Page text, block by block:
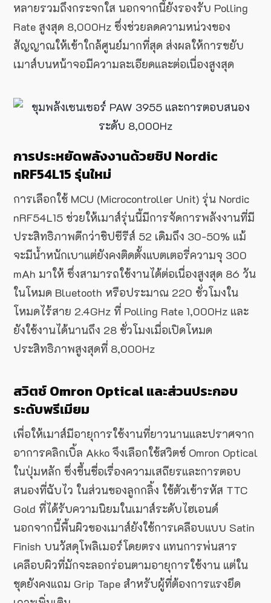
หลายรวมถึงกระจกใส นอกจากนี้ยังรองรับ Polling
Rate สูงสุด 8,000Hz ซึ่งช่วยลดความหน่วงของ
สัญญาณให้เข้าใกล้ศูนย์มากที่สุด ส่งผลให้การขยับ
เมาส์บนหน้าจอมีความละเอียดและต่อเนื่องสูงสุด
การประหยัดพลังงานด้วยชิป Nordic
nRF54L15 รุ่นใหม่
การเลือกใช้ MCU (Microcontroller Unit) รุ่น Nordic
nRF54L15 ช่วยให้เมาส์รุ่นนี้มีการจัดการพลังงานที่มี
ประสิทธิภาพดีกว่าชิปซีรีส์ 52 เดิมถึง 30-50% แม้
จะมีน้ำหนักเบาแต่ยังคงติดตั้งแบตเตอรี่ความจุ 300
mAh มาให้ ซึ่งสามารถใช้งานได้ต่อเนื่องสูงสุด 86 วัน
ในโหมด Bluetooth หรือประมาณ 220 ชั่วโมงใน
โหมดไร้สาย 2.4GHz ที่ Polling Rate 1,000Hz และ
ยังใช้งานได้นานถึง 28 ชั่วโมงเมื่อเปิดโหมด
ประสิทธิภาพสูงสุดที่ 8,000Hz
สวิตช์ Omron Optical และส่วนประกอบ
ระดับพรีเมียม
เพื่อให้เมาส์มีอายุการใช้งานที่ยาวนานและปราศจาก
อาการคลิกเบิ้ล Akko จึงเลือกใช้สวิตช์ Omron Optical
ในปุ่มหลัก ซึ่งขึ้นชื่อเรื่องความเสถียรและการตอบ
สนองที่ฉับไว ในส่วนของลูกกลิ้ง ใช้ตัวเข้ารหัส TTC
Gold ที่ได้รับความนิยมในเมาส์ระดับไฮเอนด์
นอกจากนี้พื้นผิวของเมาส์ยังใช้การเคลือบแบบ Satin
Finish บนวัสดุโพลิเมอร์โดยตรง แทนการพ่นสาร
เคลือบผิวที่มักจะลอกร่อนตามอายุการใช้งาน แต่ใน
ชุดยังคงแถม Grip Tape สำหรับผู้ที่ต้องการแรงยึด